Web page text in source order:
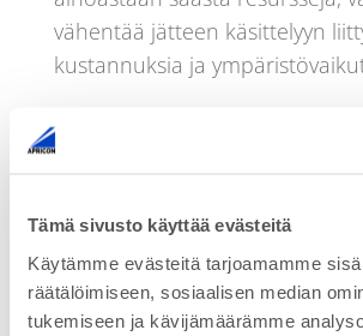
Tämä sivusto käyttää evästeitä
Käytämme evästeitä tarjoamamme
räätälöimiseen, sosiaalisen median
tukemiseen ja kävijämäärämme
vähentää jätteen käsittelyyn
kustannuksia ja
Miten räätälöidyt
laserhitsausratkaisut
Räätälöidyt
avainasemassa, kun pyritään
teollisuuden moninaisiin